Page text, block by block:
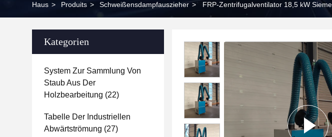
Haus > Produits > Schweißensdampfauszieher > FRP-Zentrifugalventilator 18,5 kW
Kategorien
System Zur Sammlung Von
Staub Aus Der
Holzbearbeitung (22)
Tabelle Der Industriellen
Abwärtströmung (27)